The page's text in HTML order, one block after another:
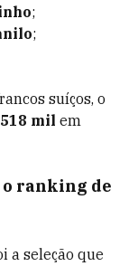
;
;
suíços, o
mil em
ranking de
a seleção que